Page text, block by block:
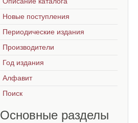
Новые поступления
Периодические издания
Производители
Год издания
Алфавит
Поиск
Основные разделы